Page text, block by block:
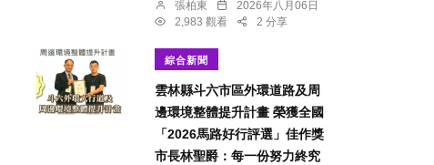
張柏東
2026年八月06日
2,983 觀看
2 分享
綜合新聞
雲林縣斗六市區外環道路及周
邊環境整體提升計畫 榮獲全國
「2026馬路好行評選」佳作獎
市長林聖爵：每一份努力終究